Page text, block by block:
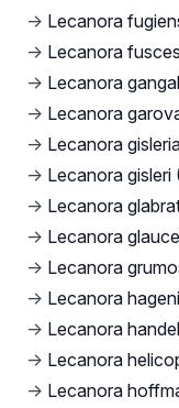
→ Lecanora
→ Lecanora
→ Lecanora
→ Lecanora
→ Lecanora
→ Lecanora
→ Lecanora
→ Lecanora
→ Lecanora
→ Lecanora
→ Lecanora
→ Lecanora
→ Lecanora